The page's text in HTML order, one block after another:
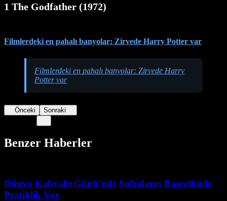
1 The Godfather (1972)
Filmlerdeki en pahalı banyolar: Zirvede Harry Potter var
Filmlerdeki en pahalı banyolar: Zirvede Harry
Potter var
Önceki Sonraki
Benzer Haberler
Dünya Kahvaltı Günü’nde Sofraların Başrolünde
Pratiklik Var